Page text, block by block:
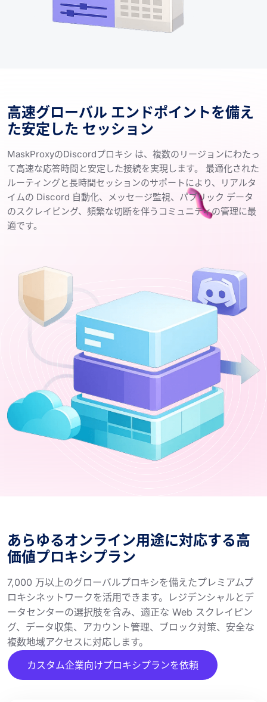
高速グローバル エンドポイントを備え
た安定した セッション
MaskProxyのDiscordプロキシ は、複数のリージョンにわたっ
て高速な応答時間と安定した接続を実現します。 最適化された
ルーティングと長時間セッションのサポートにより、リアルタ
イムの Discord 自動化、メッセージ監視、パブリック データ
のスクレイピング、頻繁な切断を伴うコミュニティの管理に最
適です。
あらゆるオンライン用途に対応する高
価値プロキシプラン
7,000 万以上のグローバルプロキシを備えたプレミアムプ
ロキシネットワークを活用できます。レジデンシャルとデ
ータセンターの選択肢を含み、適正な Web スクレイピン
グ、データ収集、アカウント管理、ブロック対策、安全な
複数地域アクセスに対応します。
カスタム企業向けプロキシプランを依頼